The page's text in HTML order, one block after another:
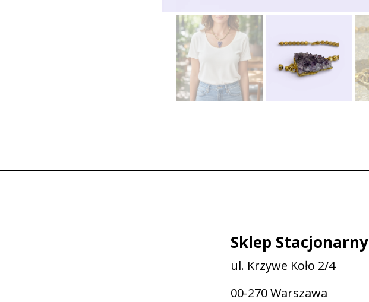
ul. Krzywe Koło 2/4
00-270 Warszawa
Sklep Stacjonarny